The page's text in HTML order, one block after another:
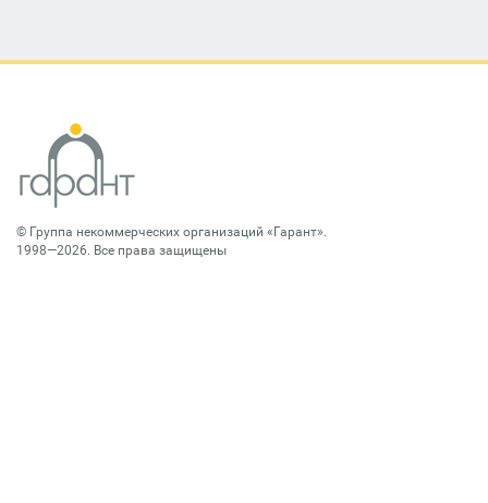
© Группа некоммерческих организаций «Гарант».
1998—2026. Все права защищены